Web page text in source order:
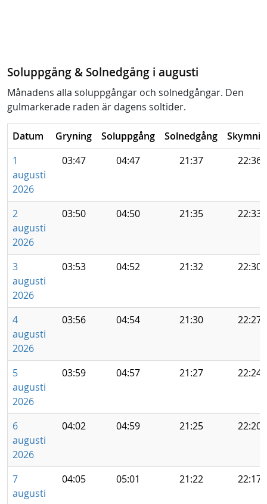
Soluppgång & Solnedgång i augusti
Månadens alla soluppgångar och solnedgångar. Den
gulmarkerade raden är dagens soltider.
Datum Gryning Soluppgång Solnedgång
1
augusti
2026
03:47 04:47 21:37 22:36
2
augusti
2026
03:50 04:50 21:35 22:33
3
augusti
2026
03:53 04:52 21:32 22:30
4
augusti
2026
03:56 04:54 21:30 22:27
5
augusti
2026
03:59 04:57 21:27 22:24
6
augusti
2026
04:02 04:59 21:25 22:20
7
augusti
04:05 05:01 21:22 22:17